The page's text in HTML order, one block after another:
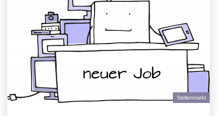
Stellenmarkt